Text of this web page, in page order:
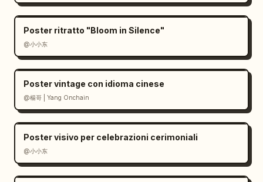
Poster ritratto "Bloom in Silence"
@小小东
Poster vintage con idioma cinese
@楊哥 | Yang Onchain
Poster visivo per celebrazioni cerimoniali
@小小东